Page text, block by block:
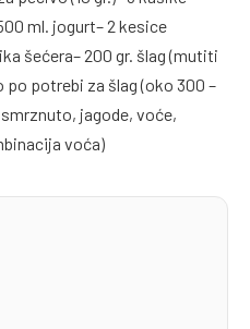
ml. jogurt– 2 kesice
šećera– 200 gr. šlag (mutiti
potrebi za šlag (oko 300 –
jagode, voće,
voća)